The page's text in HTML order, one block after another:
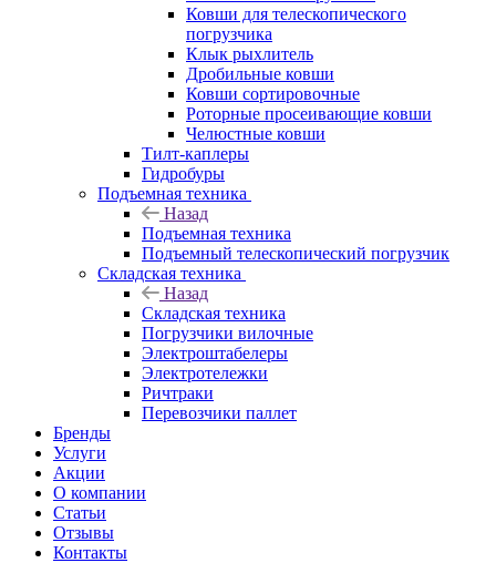
Ковши для телескопического
погрузчика
Клык рыхлитель
Дробильные ковши
Ковши сортировочные
Роторные просеивающие ковши
Челюстные ковши
Тилт-каплеры
Гидробуры
Подъемная техника
Назад
Подъемная техника
Подъемный телескопический погрузчик
Складская техника
Назад
Складская техника
Погрузчики вилочные
Электроштабелеры
Электротележки
Ричтраки
Перевозчики паллет
Бренды
Услуги
Акции
О компании
Статьи
Отзывы
Контакты